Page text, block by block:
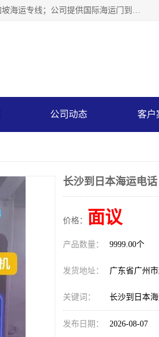
广州乐风国际货运代理有限公司主要从事：义乌新加坡物流、广州到菲律宾拼箱、义乌新加坡海运专线；公司提供国际海运门到门一条龙服务，目前开通的国际海运线路有：澳大利亚国际海运双清到门、美国国际海运双清到门、加拿大国际海运双清到门、新西兰国际海运双清到门等等。以上线路，客户的无论是发小散货拼箱或者包柜发运，我们均可以提供一条龙到门服务，乐风公司有着8年的国际货运到门经验。
公司动态 客户
长沙到日本海运电
价格： 面议
产品数量： 9999.00个
发货地址： 广东省广州
关键词： 长沙到日本
发布日期： 2026-08-07